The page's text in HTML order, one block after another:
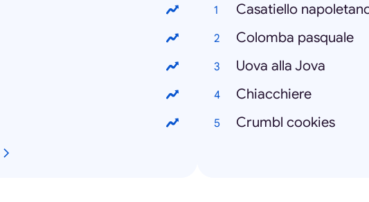
Casatiello
Colomba pasquale
Uova alla Jova
Chiacchiere
Crumbl cookies